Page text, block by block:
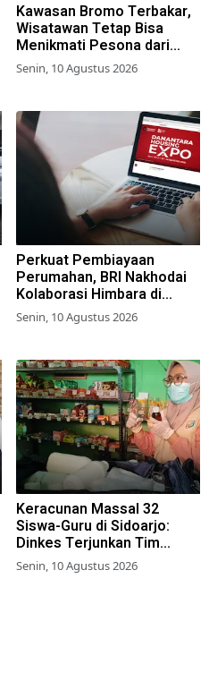
Kawasan Bromo Terbakar,
Wisatawan Tetap Bisa
Menikmati Pesona dari
Ketinggian
Senin, 10 Agustus 2026
Perkuat Pembiayaan
Perumahan, BRI Nakhodai
Kolaborasi Himbara di
Danantara Housing Expo
2026
Senin, 10 Agustus 2026
Keracunan Massal 32
Siswa-Guru di Sidoarjo:
Dinkes Terjunkan Tim
Epidemiologi, Kantin
Sekolah Ditutup
Senin, 10 Agustus 2026